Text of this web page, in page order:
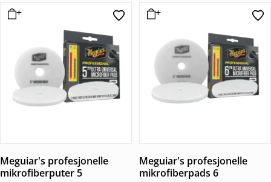
Meguiar's profesjonelle
mikrofiberputer 5
Meguiar's profesjonelle
mikrofiberpads 6